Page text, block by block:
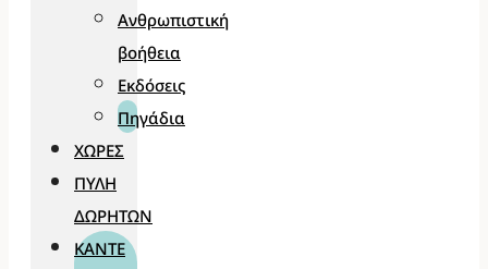
Ανθρωπιστική
βοήθεια
Εκδόσεις
Πηγάδια
ΧΏΡΕΣ
ΠΎΛΗ
ΔΩΡΗΤΏΝ
ΚΆΝΤΕ